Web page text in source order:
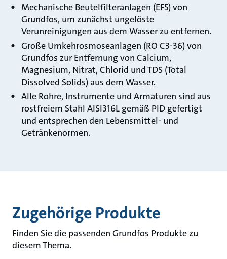
Mechanische Beutelfilteranlagen (EF5) von
Grundfos, um zunächst ungelöste
Verunreinigungen aus dem Wasser zu entfernen.
Große Umkehrosmoseanlagen (RO C3-36) von
Grundfos zur Entfernung von Calcium,
Magnesium, Nitrat, Chlorid und TDS (Total
Dissolved Solids) aus dem Wasser.
Alle Rohre, Instrumente und Armaturen sind aus
rostfreiem Stahl AISI316L gemäß PID gefertigt
und entsprechen den Lebensmittel- und
Getränkenormen.
Zugehörige Produkte
Finden Sie die passenden Grundfos Produkte zu
diesem Thema.